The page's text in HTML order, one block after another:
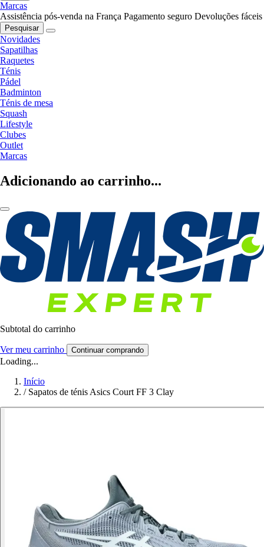
Marcas
Assistência pós-venda na França Pagamento seguro Devoluções fáceis
Pesquisar
Novidades
Sapatilhas
Raquetes
Ténis
Pádel
Badminton
Ténis de mesa
Squash
Lifestyle
Clubes
Outlet
Marcas
Adicionando ao carrinho...
Subtotal do carrinho
Ver meu carrinho Continuar comprando
Loading...
Início
/ Sapatos de ténis Asics Court FF 3 Clay